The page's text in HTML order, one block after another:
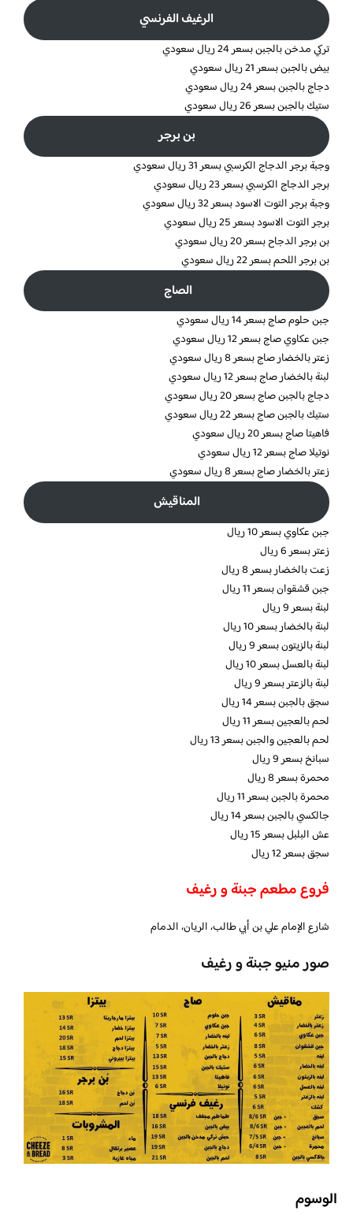
الرغيف الفرنسي
تركي مدخن بالجبن بسعر 24 ريال سعودي
بيض بالجبن بسعر 21 ريال سعودي
دجاج بالجبن بسعر 24 ريال سعودي
ستيك بالجبن بسعر 26 ريال سعودي
بن برجر
وجبة برجر الدجاج الكرسبي بسعر 31 ريال سعودي
برجر الدجاج الكرسبي بسعر 23 ريال سعودي
وجبة برجر التوت الاسود بسعر 32 ريال سعودي
برجر التوت الاسود بسعر 25 ريال سعودي
بن برجر الدجاح بسعر 20 ريال سعودي
بن برجر اللحم بسعر 22 ريال سعودي
الصاج
جبن حلوم صاج بسعر 14 ريال سعودي
جبن عكاوي صاج بسعر 12 ريال سعودي
زعتر بالخضار صاج بسعر 8 ريال سعودي
لبنة بالخضار صاج بسعر 12 ريال سعودي
دجاج بالجبن صاج بسعر 20 ريال سعودي
ستيك بالجبن صاج بسعر 22 ريال سعودي
فاهيتا صاج بسعر 20 ريال سعودي
نوتيلا صاج بسعر 12 ريال سعودي
زعتر بالخضار صاج بسعر 8 ريال سعودي
المناقيش
جبن عكاوي بسعر 10 ريال
زعتر بسعر 6 ريال
زعت بالخضار بسعر 8 ريال
جبن قشقوان بسعر 11 ريال
لبنة بسعر 9 ريال
لبنة بالخضار بسعر 10 ريال
لبنة بالزيتون بسعر 9 ريال
لبنة بالعسل بسعر 10 ريال
لبنة بالزعتر بسعر 9 ريال
سجق بالجبن بسعر 14 ريال
لحم بالعجين بسعر 11 ريال
لحم بالعجين والجبن بسعر 13 ريال
سبانخ بسعر 9 ريال
محمرة بسعر 8 ريال
محمرة بالجبن بسعر 11 ريال
جالكسي بالجبن بسعر 14 ريال
عش البلبل بسعر 15 ريال
سجق بسعر 12 ريال
فروع مطعم جبنة و رغيف
شارع الإمام علي بن أبي طالب، الريان، الدمام
صور منيو جبنة و رغيف
الوسوم